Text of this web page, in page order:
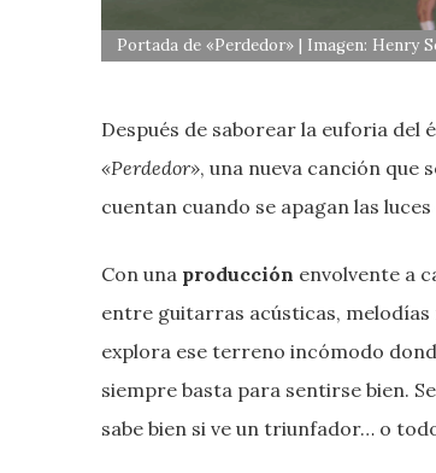
Portada de «Perdedor» | Imagen: Henry
Después de saborear la euforia del
«Perdedor», una nueva canción que
cuentan cuando se apagan las
Con una producción envolvente a
entre guitarras acústicas, melodías
explora ese terreno incómodo
siempre basta para sentirse bien.
sabe bien si ve un triunfador… o